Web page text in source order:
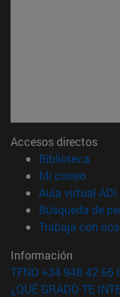
Accesos directos
Biblioteca
Mi correo(abre
Aula virtual ADI
Búsqueda de
Trabaja con
Información
TFNO +34 948 42 56
¿QUÉ GRADO TE